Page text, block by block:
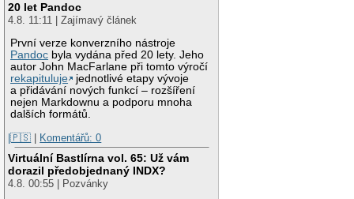
20 let Pandoc
4.8. 11:11 | Zajímavý článek
První verze konverzního nástroje
Pandoc byla vydána před 20 lety. Jeho
autor John MacFarlane při tomto výročí
rekapituluje
jednotlivé etapy vývoje
a přidávání nových funkcí – rozšíření
nejen Markdownu a podporu mnoha
dalších formátů.
|🇵🇸 | Komentářů: 0
Virtuální Bastlírna vol. 65: Už vám
dorazil předobjednaný INDX?
4.8. 00:55 | Pozvánky